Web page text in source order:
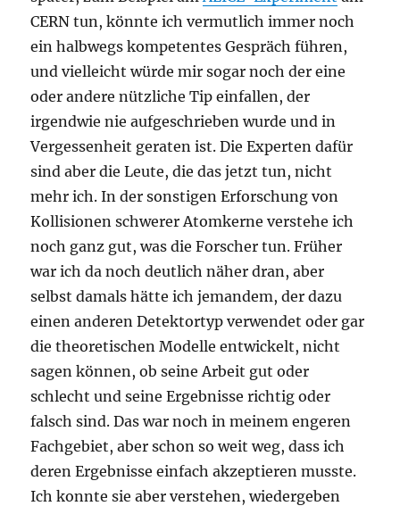
CERN tun, könnte ich vermutlich immer noch
ein halbwegs kompetentes Gespräch führen,
und vielleicht würde mir sogar noch der eine
oder andere nützliche Tip einfallen, der
irgendwie nie aufgeschrieben wurde und in
Vergessenheit geraten ist. Die Experten dafür
sind aber die Leute, die das jetzt tun, nicht
mehr ich. In der sonstigen Erforschung von
Kollisionen schwerer Atomkerne verstehe ich
noch ganz gut, was die Forscher tun. Früher
war ich da noch deutlich näher dran, aber
selbst damals hätte ich jemandem, der dazu
einen anderen Detektortyp verwendet oder gar
die theoretischen Modelle entwickelt, nicht
sagen können, ob seine Arbeit gut oder
schlecht und seine Ergebnisse richtig oder
falsch sind. Das war noch in meinem engeren
Fachgebiet, aber schon so weit weg, dass ich
deren Ergebnisse einfach akzeptieren musste.
Ich konnte sie aber verstehen, wiedergeben